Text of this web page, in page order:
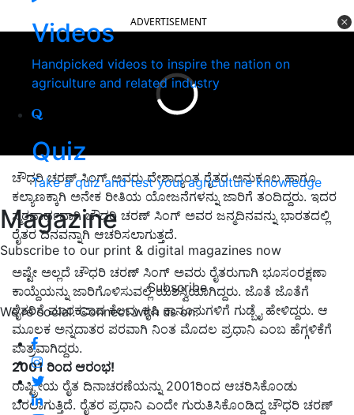
Videos
Handpicked videos to inspire the nation on
agriculture and related industry
Quiz
Take a quiz and test your agriculture knowledge
Magazine
Subscribe to our print & digital magazines now
Subscribe
We're social. Connect with us on:
ADVERTISEMENT
ಚೌಧರಿ ಚರಣ್ ಸಿಂಗ್ ಅವರು ದೇಶಾದ್ಯಂತ ರೈತರ ಅನುಕೂಲ ಹಾಗೂ
ಕಲ್ಯಾಣಕ್ಕಾಗಿ ಅನೇಕ ರೀತಿಯ ಯೋಜನೆಗಳನ್ನು ಜಾರಿಗೆ ತಂದಿದ್ದರು. ಇದರ
ಸ್ಮರಣಾರ್ಥವಾಗಿ ಚೌಧರಿ ಚರಣ್ ಸಿಂಗ್ ಅವರ ಜನ್ಮದಿನವನ್ನು ಭಾರತದಲ್ಲಿ
ರೈತರ ದಿನವನ್ನಾಗಿ ಆಚರಿಸಲಾಗುತ್ತದೆ.
ಅಷ್ಟೇ ಅಲ್ಲದೆ ಚೌಧರಿ ಚರಣ್ ಸಿಂಗ್ ಅವರು ರೈತರುಗಾಗಿ ಭೂಸಂರಕ್ಷಣಾ
ಕಾಯ್ದೆಯನ್ನು ಜಾರಿಗೊಳಿಸುವಲ್ಲಿ ಯಶಸ್ವಿಯಾಗಿದ್ದರು. ಜೊತೆ ಜೊತೆಗೆ
ರೈತರಿಗೆ ಮಾರಕವಾದ ಕೆಲವು ಕೃಷಿ ಕಾನೂನುಗಳಿಗೆ ಗುಡ್ಬೈ ಹೇಳಿದ್ದರು. ಆ
ಮೂಲಕ ಅನ್ನದಾತರ ಪರವಾಗಿ ನಿಂತ ಮೊದಲ ಪ್ರಧಾನಿ ಎಂಬ ಹೆಗ್ಗಳಿಕೆಗೆ
ಪಾತ್ರವಾಗಿದ್ದರು.
2001 ರಿಂದ ಆರಂಭ!
ರಾಷ್ಟ್ರೀಯ ರೈತ ದಿನಾಚರಣೆಯನ್ನು 2001ರಿಂದ ಆಚರಿಸಿಕೊಂಡು
ಬರಲಾಗುತ್ತಿದೆ. ರೈತರ ಪ್ರಧಾನಿ ಎಂದೇ ಗುರುತಿಸಿಕೊಂಡಿದ್ದ ಚೌಧರಿ ಚರಣ್